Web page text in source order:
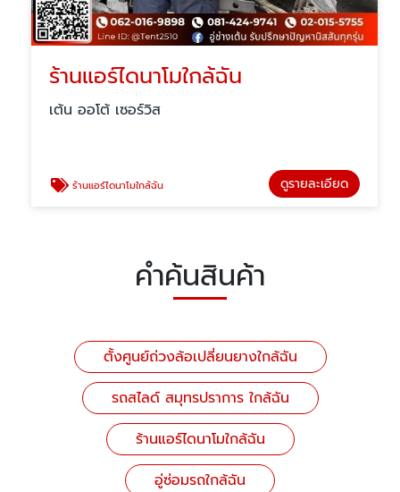
ร้านแอร์ไดนาโมใกล้ฉัน
เต้น ออโต้ เซอร์วิส
ร้านแอร์ไดนาโมใกล้ฉัน ดูรายละเอียด
คำค้นสินค้า
ตั้งศูนย์ถ่วงล้อเปลี่ยนยางใกล้ฉัน
รถสไลด์ สมุทรปราการ ใกล้ฉัน
ร้านแอร์ไดนาโมใกล้ฉัน
อู่ซ่อมรถใกล้ฉัน